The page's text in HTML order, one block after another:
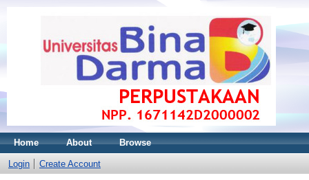
Home About Browse
Login Create Account